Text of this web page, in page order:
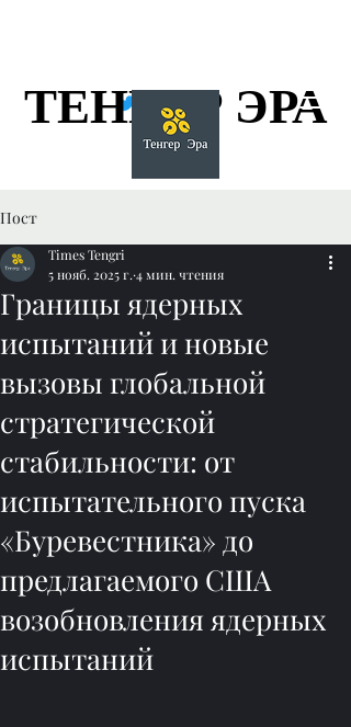
ТЕНГЕР ЭРА
ТЕНГЕР ЭРА
Пост
Границы ядерных
испытаний и новые
вызовы глобальной
стратегической
стабильности: от
испытательного пуска
«Буревестника» до
предлагаемого США
возобновления ядерных
испытаний
Times Tengri
5 нояб. 2025 г. 4 мин. чтения